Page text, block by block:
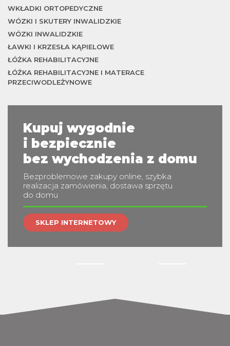
WKŁADKI ORTOPEDYCZNE
WÓZKI I SKUTERY INWALIDZKIE
WÓZKI INWALIDZKIE
ŁAWKI I KRZESŁA KĄPIELOWE
ŁÓŻKA REHABILITACYJNE
ŁÓŻKA REHABILITACYJNE I MATERACE
PRZECIWODLEŻYNOWE
Kupuj wygodnie
i bezpiecznie
bez wychodzenia z domu
Bezproblemowe zakupy online, szybka
realizacja zamówienia, dostawa sprzętu
do domu
SKLEP INTERNETOWY